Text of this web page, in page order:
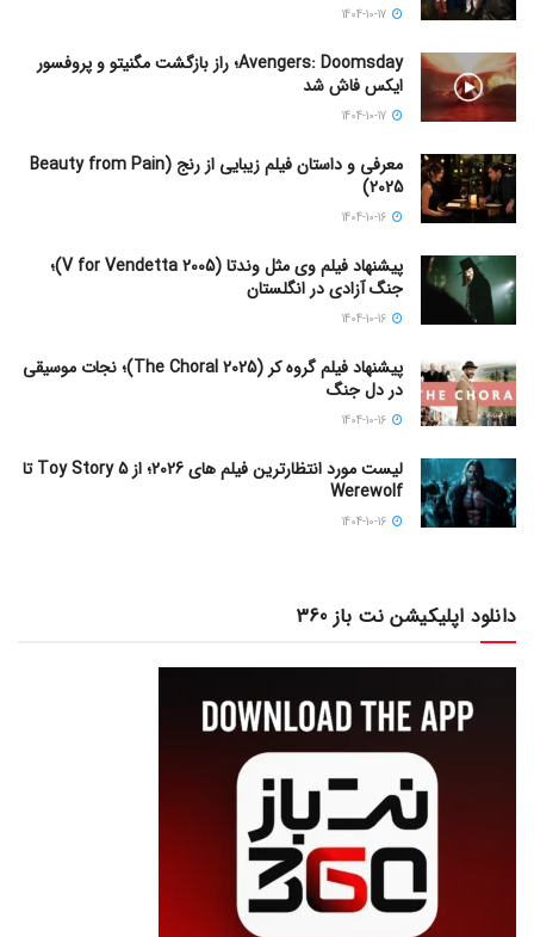
Avengers: Doomsday؛ راز بازگشت مگنیتو و پروفسور
ایکس فاش شد
معرفی و داستان فیلم زیبایی از رنج (Beauty from Pain
2025)
پیشنهاد فیلم وی مثل وندتا (V for Vendetta 2005)؛
جنگ آزادی در انگلستان
پیشنهاد فیلم گروه کر (The Choral 2025)؛ نجات موسیقی
در دل جنگ
لیست مورد انتظارترین فیلم های 2026؛ از Toy Story 5 تا
Werewolf
دانلود اپلیکیشن نت باز 360